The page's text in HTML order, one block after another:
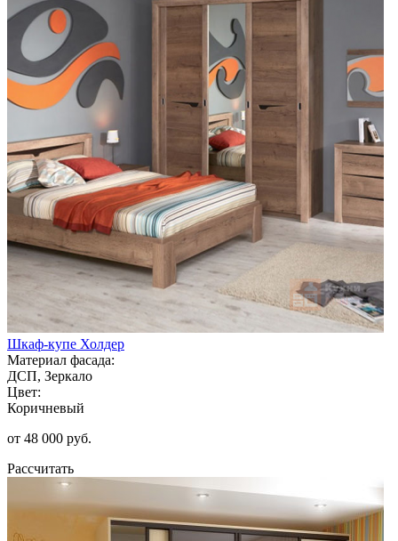
Шкаф-купе Холдер
Материал фасада:
ДСП, Зеркало
Цвет:
Коричневый
от 48 000 руб.
Рассчитать